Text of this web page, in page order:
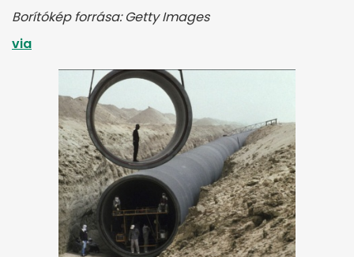
Borítókép forrása: Getty Images
via